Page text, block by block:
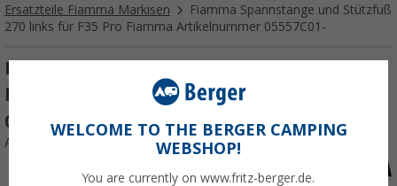
Ersatzteile Fiamma Markisen
Fiamma Spannstange und Stützfuß
270 links für F35 Pro Fiamma Artikelnummer 05557C01-
Fiamma Spannstange und Stützfuß 270
links für F35 Pro Fiamma Artikelnummer
05557C01-
Art.-Nr.: 124476
WELCOME TO THE BERGER CAMPING
WEBSHOP!
You are currently on www.fritz-berger.de.